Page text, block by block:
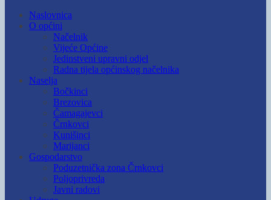
Naslovnica
O općini
Načelnik
Vijeće Općine
Jedinstveni upravni odjel
Radna tijela općinskog načelnika
Naselja
Bočkinci
Brezovica
Čamagajevci
Črnkovci
Kunišinci
Marijanci
Gospodarstvo
Poduzetnička zona Črnkovci
Poljoprivreda
Javni radovi